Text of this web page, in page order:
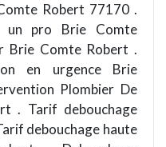
Robert 77170 .
un pro Brie Comte
Brie Comte Robert .
en urgence Brie
Plombier De
. Tarif debouchage
debouchage haute